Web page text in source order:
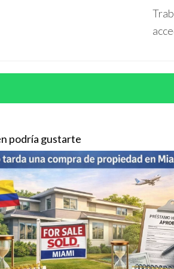
administra un condominio artístico en
cerca de Brickell
usar su estudio para alquileres
ejemplos muestran cómo una buena
es la ocupación promedio típica?
60% y 80%, dependiendo
gastos debo considerar además
podría gustarte